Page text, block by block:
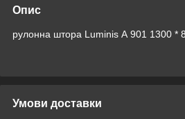
Опис
рулонна штора Luminis А 901 1300 *
Умови доставки